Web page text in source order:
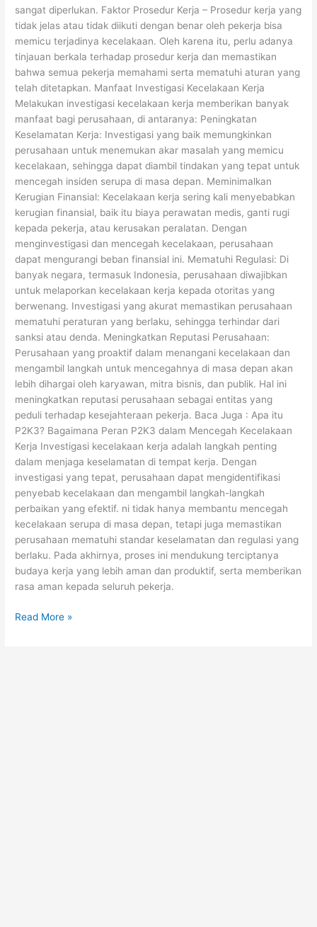
sangat diperlukan. Faktor Prosedur Kerja – Prosedur kerja yang
tidak jelas atau tidak diikuti dengan benar oleh pekerja bisa
memicu terjadinya kecelakaan. Oleh karena itu, perlu adanya
tinjauan berkala terhadap prosedur kerja dan memastikan
bahwa semua pekerja memahami serta mematuhi aturan yang
telah ditetapkan. Manfaat Investigasi Kecelakaan Kerja
Melakukan investigasi kecelakaan kerja memberikan banyak
manfaat bagi perusahaan, di antaranya: Peningkatan
Keselamatan Kerja: Investigasi yang baik memungkinkan
perusahaan untuk menemukan akar masalah yang memicu
kecelakaan, sehingga dapat diambil tindakan yang tepat untuk
mencegah insiden serupa di masa depan. Meminimalkan
Kerugian Finansial: Kecelakaan kerja sering kali menyebabkan
kerugian finansial, baik itu biaya perawatan medis, ganti rugi
kepada pekerja, atau kerusakan peralatan. Dengan
menginvestigasi dan mencegah kecelakaan, perusahaan
dapat mengurangi beban finansial ini. Mematuhi Regulasi: Di
banyak negara, termasuk Indonesia, perusahaan diwajibkan
untuk melaporkan kecelakaan kerja kepada otoritas yang
berwenang. Investigasi yang akurat memastikan perusahaan
mematuhi peraturan yang berlaku, sehingga terhindar dari
sanksi atau denda. Meningkatkan Reputasi Perusahaan:
Perusahaan yang proaktif dalam menangani kecelakaan dan
mengambil langkah untuk mencegahnya di masa depan akan
lebih dihargai oleh karyawan, mitra bisnis, dan publik. Hal ini
meningkatkan reputasi perusahaan sebagai entitas yang
peduli terhadap kesejahteraan pekerja. Baca Juga : Apa itu
P2K3? Bagaimana Peran P2K3 dalam Mencegah Kecelakaan
Kerja Investigasi kecelakaan kerja adalah langkah penting
dalam menjaga keselamatan di tempat kerja. Dengan
investigasi yang tepat, perusahaan dapat mengidentifikasi
penyebab kecelakaan dan mengambil langkah-langkah
perbaikan yang efektif. ni tidak hanya membantu mencegah
kecelakaan serupa di masa depan, tetapi juga memastikan
perusahaan mematuhi standar keselamatan dan regulasi yang
berlaku. Pada akhirnya, proses ini mendukung terciptanya
budaya kerja yang lebih aman dan produktif, serta memberikan
rasa aman kepada seluruh pekerja.
Read More »